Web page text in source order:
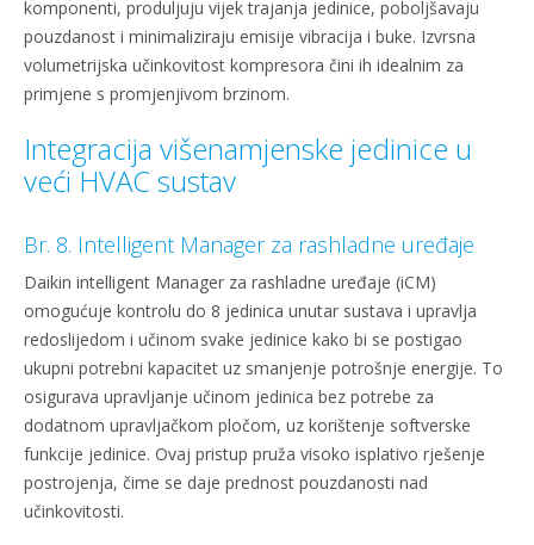
komponenti, produljuju vijek trajanja jedinice, poboljšavaju
pouzdanost i minimaliziraju emisije vibracija i buke. Izvrsna
volumetrijska učinkovitost kompresora čini ih idealnim za
primjene s promjenjivom brzinom.
Integracija višenamjenske jedinice u
veći HVAC sustav
Br. 8. Intelligent Manager za rashladne uređaje
Daikin intelligent Manager za rashladne uređaje (iCM)
omogućuje kontrolu do 8 jedinica unutar sustava i upravlja
redoslijedom i učinom svake jedinice kako bi se postigao
ukupni potrebni kapacitet uz smanjenje potrošnje energije. To
osigurava upravljanje učinom jedinica bez potrebe za
dodatnom upravljačkom pločom, uz korištenje softverske
funkcije jedinice. Ovaj pristup pruža visoko isplativo rješenje
postrojenja, čime se daje prednost pouzdanosti nad
učinkovitosti.